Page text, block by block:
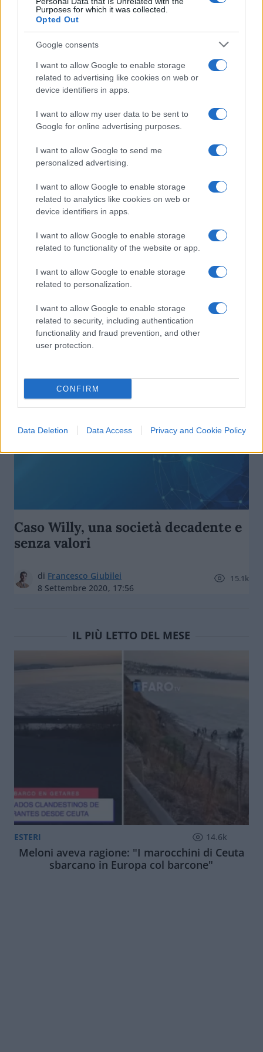
Purposes for which it was collected.
Opted Out
Google consents
I want to allow Google to enable storage
related to advertising like cookies on web or
device identifiers in apps.
I want to allow my user data to be sent to
Google for online advertising purposes.
I want to allow Google to send me
personalized advertising.
I want to allow Google to enable storage
related to analytics like cookies on web or
device identifiers in apps.
I want to allow Google to enable storage
related to functionality of the website or app.
I want to allow Google to enable storage
related to personalization.
I want to allow Google to enable storage
related to security, including authentication
functionality and fraud prevention, and other
user protection.
CONFIRM
Data Deletion Data Access Privacy and Cookie Policy
Se aggredisci Salvini, non sei un
odiatore
diCorrado Ocone
12 Settembre 2020, 8:40
A Saviano fai schifo se non lo
diNicola Porro
10 Settembre 2020, 11:22
Caso Willy, una società decadente e
senza valori
di Francesco Giubilei
8 Settembre 2020, 17:56
15.1k
IL PIÙ LETTO DEL MESE
ESTERI 14.6k
Meloni aveva ragione: "I marocchini di Ceuta
sbarcano in Europa col barcone"